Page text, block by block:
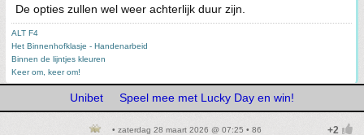
De opties zullen wel weer achterlijk duur zijn.
ALT F4
Het Binnenhofklasje - Handenarbeid
Binnen de lijntjes kleuren
Keer om, keer om!
Unibet Speel mee met Lucky Day en win!
• zaterdag 28 maart 2026 @ 07:25 • 86